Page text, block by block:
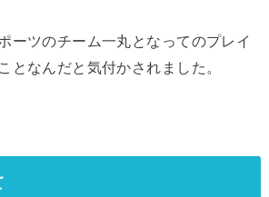
ーツのチーム一丸となってのプレイ
となんだと気付かされました。